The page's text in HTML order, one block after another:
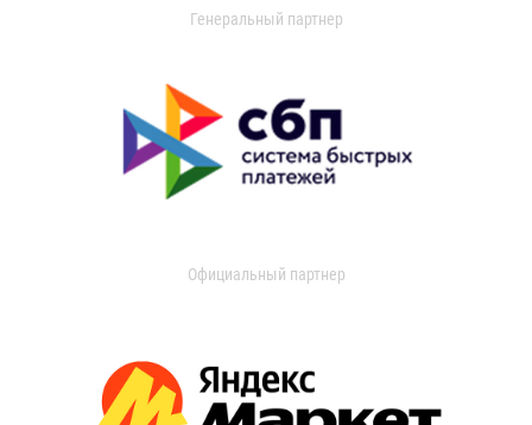
Генеральный партнер
Официальный партнер